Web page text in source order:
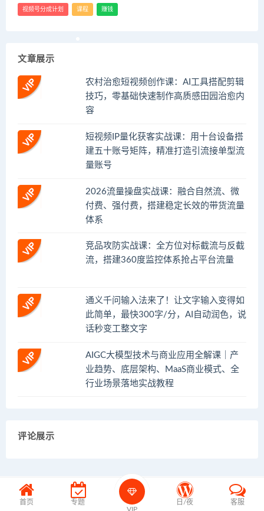
视频号分成计划 课程 赚钱
文章展示
农村治愈短视频创作课：AI工具搭配剪辑
技巧，零基础快速制作高质感田园治愈内
容
短视频IP量化获客实战课：用十台设备搭
建五十账号矩阵，精准打造引流接单型流
量账号
2026流量操盘实战课：融合自然流、微
付费、强付费，搭建稳定长效的带货流量
体系
竞品攻防实战课：全方位对标截流与反截
流，搭建360度监控体系抢占平台流量
通义千问输入法来了！让文字输入变得如
此简单，最快300字/分，AI自动润色，说
话秒变工整文字
AIGC大模型技术与商业应用全解课｜产
业趋势、底层架构、MaaS商业模式、全
行业场景落地实战教程
评论展示
首页
专题
VIP
日/夜 客服